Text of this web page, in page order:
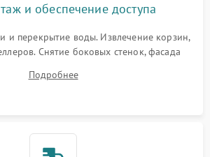
и обеспечение доступа
и перекрытие воды. Извлечение корзин,
Снятие боковых стенок, фасада
насосу, ТЭНу и сливной помпе.
Подробнее